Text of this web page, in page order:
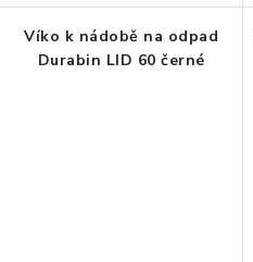
Víko k nádobě na odpad
Durabin LID 60 černé